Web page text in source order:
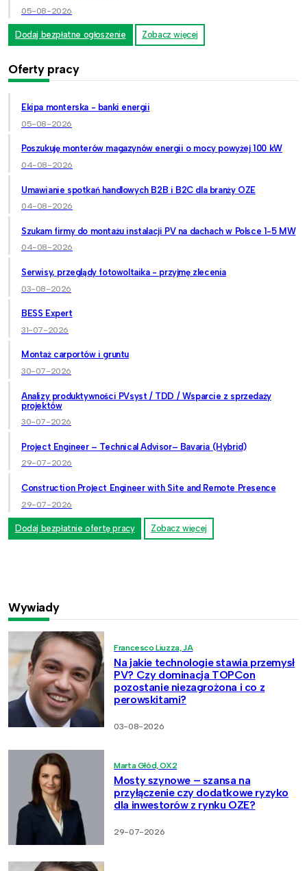
05-08-2026
Dodaj bezpłatne ogłoszenie Zobacz więcej
Oferty pracy
Ekipa monterska - banki energii
05-08-2026
Poszukuję monterów magazynów energii o mocy powyżej 100 kW
04-08-2026
Umawianie spotkań handlowych B2B i B2C dla branży OZE
04-08-2026
Szukam firmy do montażu instalacji PV na dachach w Polsce 1-5 MW
04-08-2026
Serwisy, przeglądy fotowoltaika - przyjmę zlecenia
03-08-2026
BESS Expert
31-07-2026
Montaż carportów i gruntu
30-07-2026
Analizy produktywności PVsyst / TDD / Wsparcie z sprzedaży
projektów
30-07-2026
Project Engineer – Technical Advisor– Bavaria (Hybrid)
29-07-2026
Construction Project Engineer with Site and Remote Presence
29-07-2026
Dodaj bezpłatnie ofertę pracy Zobacz więcej
Wywiady
Francesco Liuzza, JA
Na jakie technologie stawia przemysł
PV? Czy dominacja TOPCon
pozostanie niezagrożona i co z
perowskitami?
03-08-2026
Marta Głód, OX2
Mosty szynowe – szansa na
przyłączenie czy dodatkowe ryzyko
dla inwestorów z rynku OZE?
29-07-2026